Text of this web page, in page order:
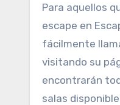
Para aquellos
escape en
fácilmente
visitando su
encontrarán
salas